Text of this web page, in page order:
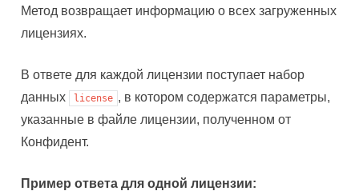
Метод возвращает информацию о всех загруженных
лицензиях.
В ответе для каждой лицензии поступает набор
данных
license , в котором содержатся параметры,
указанные в файле лицензии, полученном от
Конфидент.
Пример ответа для одной лицензии: